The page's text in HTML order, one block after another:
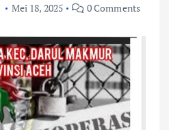
Mei 18, 2025 0 Comments